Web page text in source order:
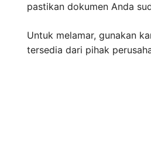
pastikan dokumen Anda
Untuk melamar, gunakan
tersedia dari pihak